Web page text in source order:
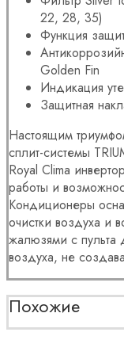
22, 28, 35)
Функция
Golden Fin
Индикация
Защитная
Настоящим
сплит-системы
Royal Clima
работы и
Кондиционеры
очистки воздуха и
жалюзями с пульта
воздуха, не
Похожие